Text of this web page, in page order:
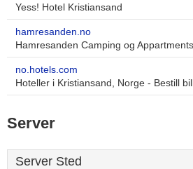
Yess! Hotel Kristiansand
hamresanden.no
Hamresanden Camping og Appartments
no.hotels.com
Hoteller i Kristiansand, Norge - Bestill
Server
Server Sted